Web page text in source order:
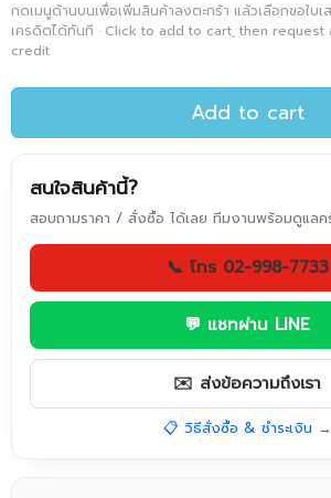
กดเมนูด้านบนเพื่อเพิ่มสินค้าลงตะกร้า แล้วเลือกขอใบ
เครดิตได้ทันที · Click to add to cart, then
credit
Add to cart
สนใจสินค้านี้?
สอบถามราคา / สั่งซื้อ ได้เลย ทีมงานพร้อมดูแลค
📞 โทร 02-998-7733
💬 แชทผ่าน LINE
✉️ ส่งข้อความถึงเรา
📋 วิธีสั่งซื้อ & ชำระเงิน →